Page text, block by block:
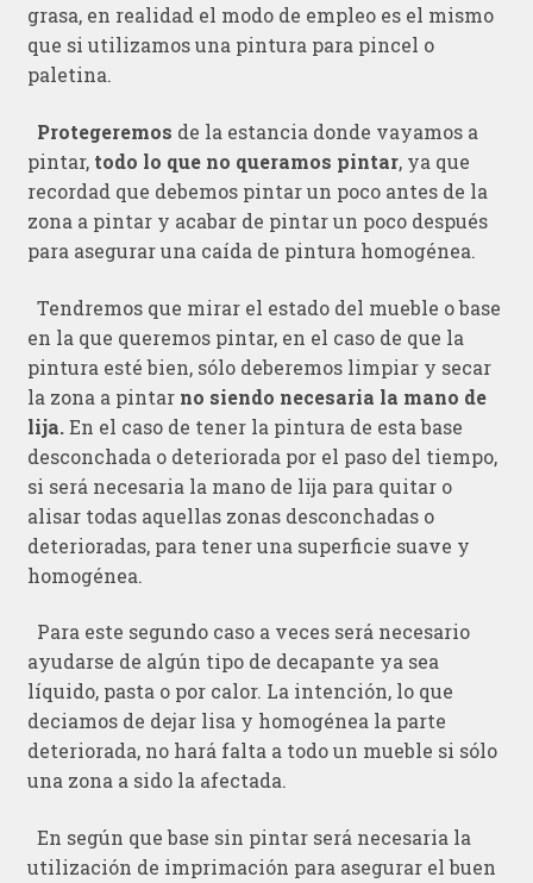
grasa, en realidad el modo de empleo es el mismo
que si utilizamos una pintura para pincel o
paletina.
Protegeremos de la estancia donde vayamos a
pintar,todo lo que no queramos pintar, ya que
recordad que debemos pintar un poco antes de la
zona a pintar y acabar de pintar un poco después
para asegurar una caída de pintura homogénea.
Tendremos que mirar el estado del mueble o base
en la que queremos pintar, en el caso de que la
pintura esté bien, sólo deberemos limpiar y secar
la zona a pintar no siendo necesaria la mano de
lija.En el caso de tener la pintura de esta base
desconchada o deteriorada por el paso del tiempo,
si será necesaria la mano de lija para quitar o
alisar todas aquellas zonas desconchadas o
deterioradas, para tener una superficie suave y
homogénea.
Para este segundo caso a veces será necesario
ayudarse de algún tipo de decapante ya sea
líquido, pasta o por calor. La intención, lo que
deciamos de dejar lisa y homogénea la parte
deteriorada, no hará falta a todo un mueble si sólo
una zona a sido la afectada.
En según que base sin pintar será necesaria la
utilización de imprimación para asegurar el buen